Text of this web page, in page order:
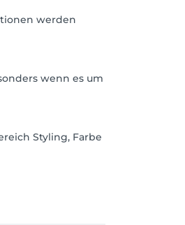
werden
wenn es um
Styling, Farbe